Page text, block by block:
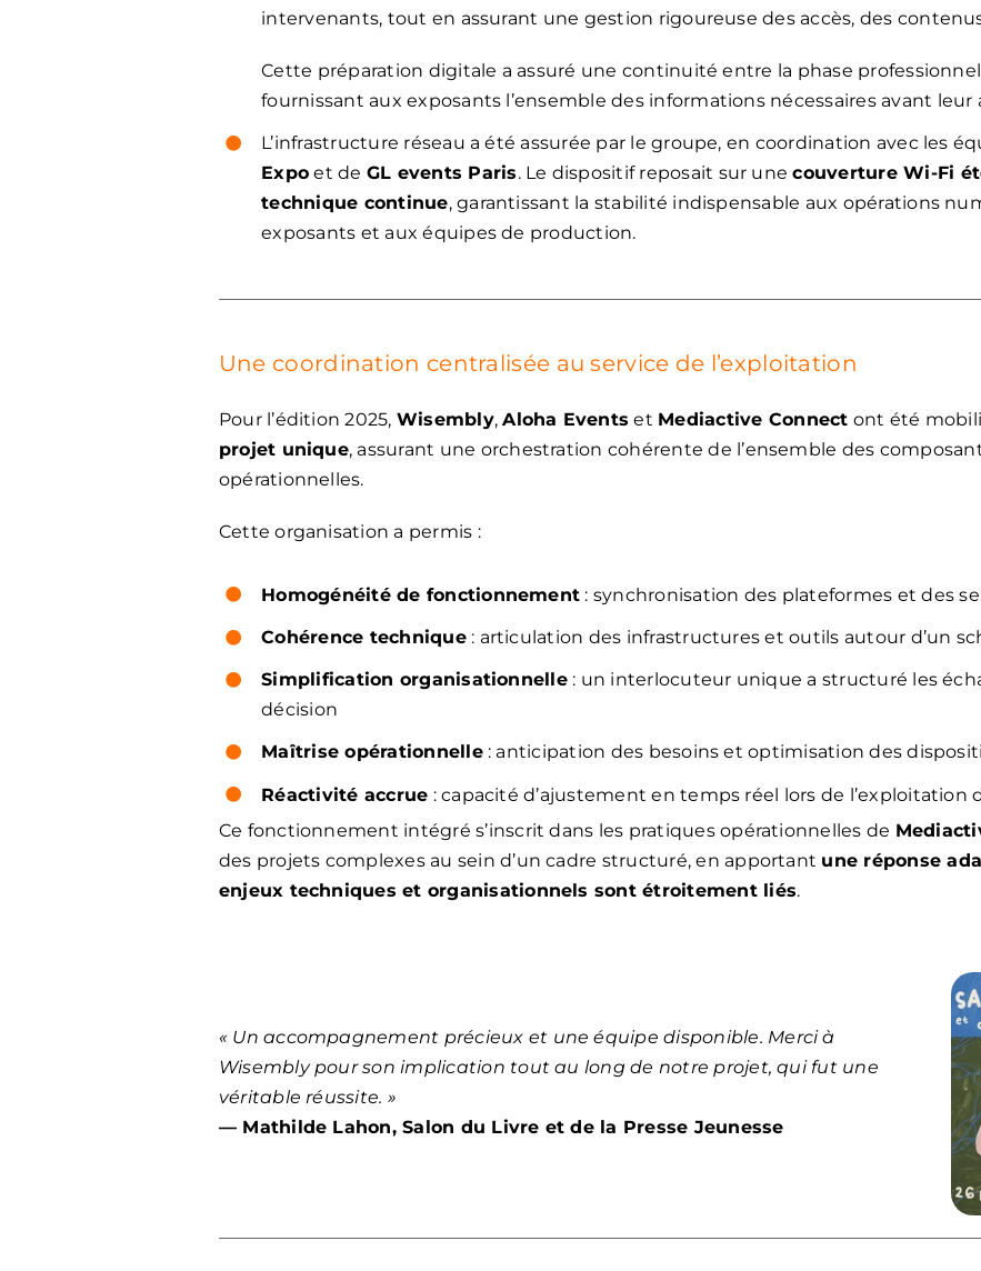
intervenants, tout en assurant une gestion rigoureuse des accès, des
Cette préparation digitale a assuré une continuité entre la phase
fournissant aux exposants l’ensemble des informations nécessaires avant leur
L’infrastructure réseau a été assurée par le groupe, en coordination avec les
Expo et de GL events Paris. Le dispositif reposait sur unecouverture Wi-Fi
technique continue, garantissant la stabilité indispensable aux opérations
exposants et aux équipes de production.
Une coordination centralisée au service de l’exploitation
Pour l’édition 2025, Wisembly,Aloha Events et Mediactive Connect ont été
projet unique, assurant une orchestration cohérente de l’ensemble des
opérationnelles.
Cette organisation a permis :
Homogénéité de fonctionnement : synchronisation des plateformes et des
Cohérence technique: articulation des infrastructures et outils autour d’un
Simplification organisationnelle: un interlocuteur unique a structuré les
décision
Maîtrise opérationnelle: anticipation des besoins et optimisation des
Réactivité accrue : capacité d’ajustement en temps réel lors de l’exploitation
Ce fonctionnement intégré s’inscrit dans les pratiques opérationnelles de
des projets complexes au sein d’un cadre structuré, en apportant une réponse
enjeux techniques et organisationnels sont étroitement liés.
« Un accompagnement précieux et une équipe disponible. Merci à
Wisembly pour son implication tout au long de notre projet, qui fut une
véritable réussite. »
— Mathilde Lahon, Salon du Livre et de la Presse Jeunesse